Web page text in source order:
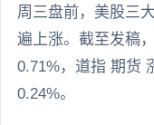
周三盘前，美股三
遍上涨。截至发稿
0.71%，道指 期货
0.24%。